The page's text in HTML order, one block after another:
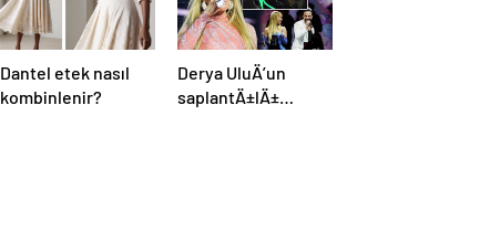
Dantel etek nasıl
kombinlenir?
Derya UluÄ’un
saplantÄ±lÄ±